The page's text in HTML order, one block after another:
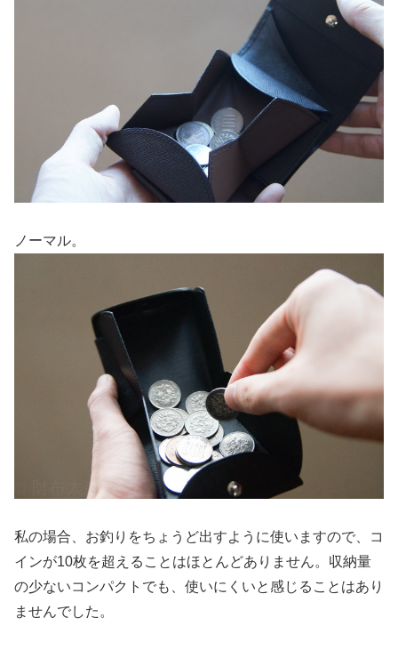
ノーマル。
私の場合、お釣りをちょうど出すように使いますので、コ
インが10枚を超えることはほとんどありません。収納量
の少ないコンパクトでも、使いにくいと感じることはあり
ませんでした。